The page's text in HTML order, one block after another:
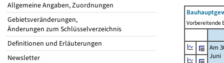
Allgemeine Angaben, Zuordnungen
Gebietsveränderungen,
Änderungen zum Schlüsselverzeichnis
Definitionen und Erläuterungen
Newsletter
Vorbereitende
Am
Juni